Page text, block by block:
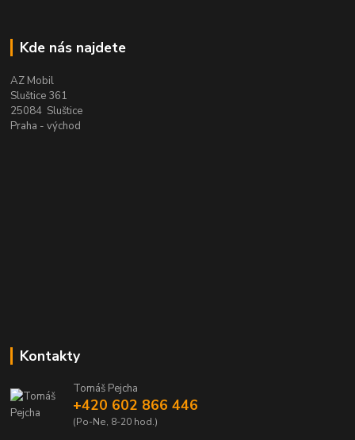
Kde nás najdete
AZ Mobil
Sluštice 361
25084 Sluštice
Praha - východ
Kontakty
Tomáš Pejcha
+420 602 866 446
(Po-Ne, 8-20 hod.)